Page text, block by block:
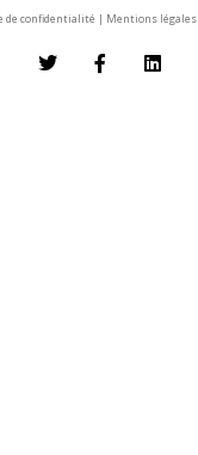
de confidentialité | Mentions légales